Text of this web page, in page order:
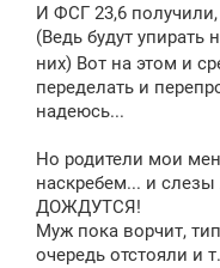
И ФСГ 23,6
(Ведь будут упирать
них) Вот на этом и
переделать и
надеюсь...
Но родители мои
наскребем... и
ДОЖДУТСЯ!
Муж пока ворчит,
очередь отстояли и